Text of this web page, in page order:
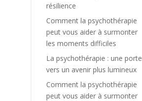
résilience
Comment la psychothérapie
peut vous aider à surmonter
les moments difficiles
La psychothérapie : une porte
vers un avenir plus lumineux
Comment la psychothérapie
peut vous aider à surmonter